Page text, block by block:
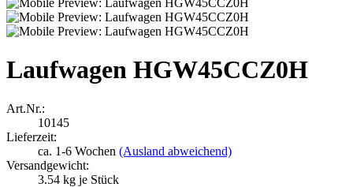
Laufwagen HGW45CCZ0H
Art.Nr.:
10145
Lieferzeit:
ca. 1-6 Wochen (Ausland abweichend)
Versandgewicht:
3.54 kg je Stück